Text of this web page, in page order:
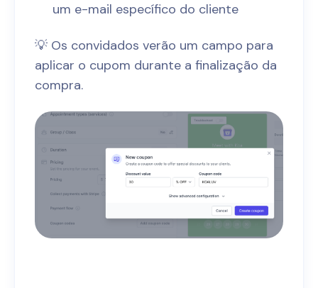
um e-mail específico do cliente
💡 Os convidados verão um campo para
aplicar o cupom durante a finalização da
compra.